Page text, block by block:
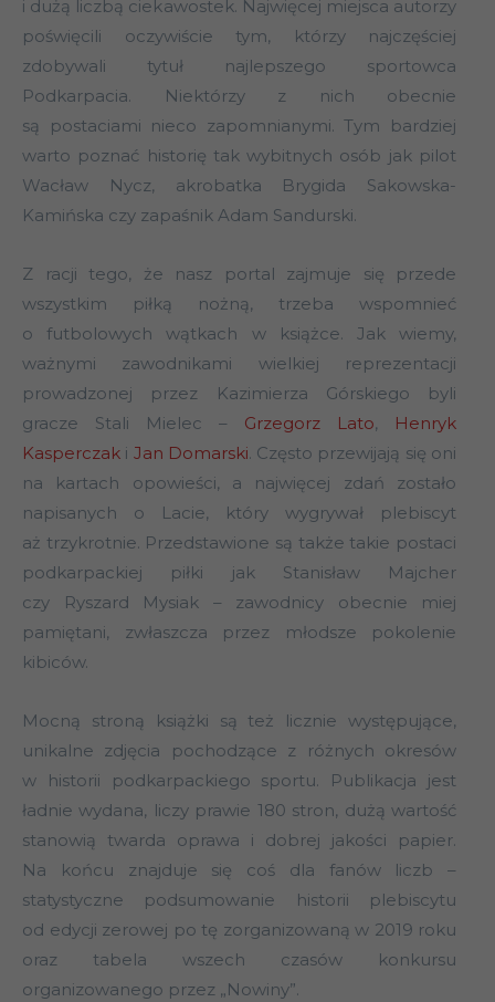
i dużą liczbą ciekawostek. Najwięcej miejsca autorzy
poświęcili oczywiście tym, którzy najczęściej
zdobywali tytuł najlepszego sportowca
Podkarpacia. Niektórzy z nich obecnie
są postaciami nieco zapomnianymi. Tym bardziej
warto poznać historię tak wybitnych osób jak pilot
Wacław Nycz, akrobatka Brygida Sakowska-
Kamińska czy zapaśnik Adam Sandurski.
Z racji tego, że nasz portal zajmuje się przede
wszystkim piłką nożną, trzeba wspomnieć
o futbolowych wątkach w książce. Jak wiemy,
ważnymi zawodnikami wielkiej reprezentacji
prowadzonej przez Kazimierza Górskiego byli
gracze Stali Mielec – Grzegorz Lato,
Henryk
Kasperczak i Jan Domarski. Często przewijają się oni
na kartach opowieści, a najwięcej zdań zostało
napisanych o Lacie, który wygrywał plebiscyt
aż trzykrotnie. Przedstawione są także takie postaci
podkarpackiej piłki jak Stanisław Majcher
czy Ryszard Mysiak – zawodnicy obecnie miej
pamiętani, zwłaszcza przez młodsze pokolenie
kibiców.
Mocną stroną książki są też licznie występujące,
unikalne zdjęcia pochodzące z różnych okresów
w historii podkarpackiego sportu. Publikacja jest
ładnie wydana, liczy prawie 180 stron, dużą wartość
stanowią twarda oprawa i dobrej jakości papier.
Na końcu znajduje się coś dla fanów liczb –
statystyczne podsumowanie historii plebiscytu
od edycji zerowej po tę zorganizowaną w 2019 roku
oraz tabela wszech czasów konkursu
organizowanego przez „Nowiny”.